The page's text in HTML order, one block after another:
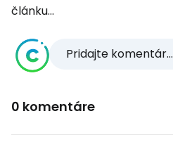
článku...
Pridajte komentár...
0 komentáre